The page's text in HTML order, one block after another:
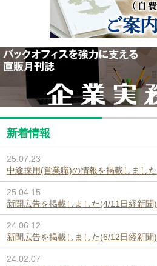
新着情報
25.07.23
中途採用(営業職)の情報を掲載しました
25.04.15
新聞広告を掲載しました(4/11日経新聞)
24.06.12
新聞広告を掲載しました(6/12日経新聞)
24.02.07